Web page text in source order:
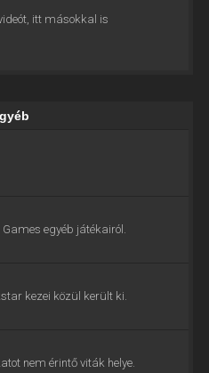
itt másokkal is
egyéb játékairól.
kezei közül került ki.
nem érintő viták helye.